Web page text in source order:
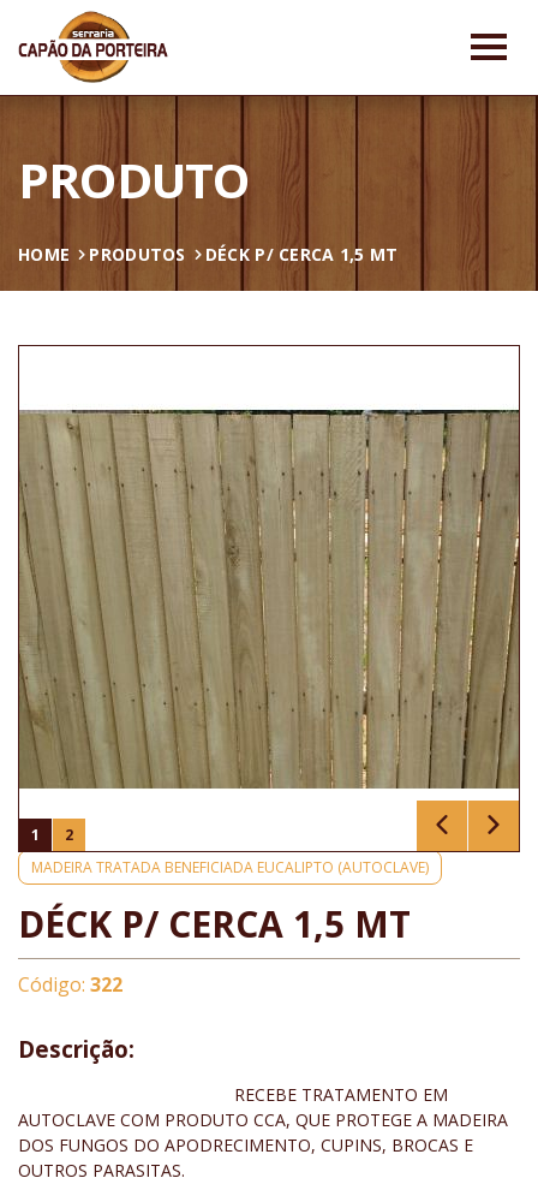
PRODUTO
HOME PRODUTOS DÉCK P/ CERCA 1,5 MT
1
2
MADEIRA TRATADA BENEFICIADA EUCALIPTO (AUTOCLAVE)
DÉCK P/ CERCA 1,5 MT
Código: 322
Descrição:
RECEBE TRATAMENTO EM
AUTOCLAVE COM PRODUTO CCA, QUE PROTEGE A MADEIRA
DOS FUNGOS DO APODRECIMENTO, CUPINS, BROCAS E
OUTROS PARASITAS.